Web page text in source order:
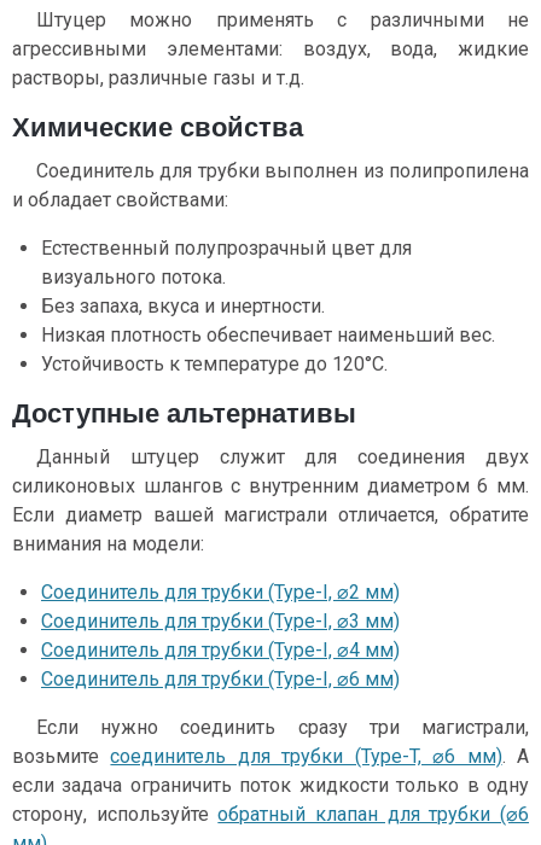
Штуцер можно применять с различными не
агрессивными элементами: воздух, вода, жидкие
растворы, различные газы и т.д.
Химические свойства
Соединитель для трубки выполнен из полипропилена
и обладает свойствами:
Естественный полупрозрачный цвет для
визуального потока.
Без запаха, вкуса и инертности.
Низкая плотность обеспечивает наименьший вес.
Устойчивость к температуре до 120°C.
Доступные альтернативы
Данный штуцер служит для соединения двух
силиконовых шлангов с внутренним диаметром 6 мм.
Если диаметр вашей магистрали отличается, обратите
внимания на модели:
Соединитель для трубки (Type-I, ⌀2 мм)
Соединитель для трубки (Type-I, ⌀3 мм)
Соединитель для трубки (Type-I, ⌀4 мм)
Соединитель для трубки (Type-I, ⌀6 мм)
Если нужно соединить сразу три магистрали,
возьмитесоединитель для трубки (Type-T, ⌀6 мм). А
если задача ограничить поток жидкости только в одну
сторону, используйтеобратный клапан для трубки (⌀6